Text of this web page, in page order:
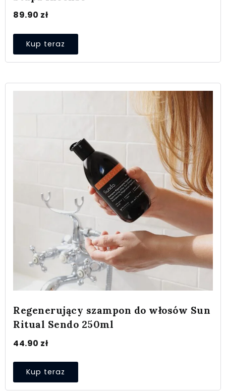
89.90 zł
Kup teraz
Regenerujący szampon do włosów Sun
Ritual Sendo 250ml
44.90 zł
Kup teraz